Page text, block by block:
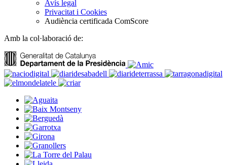
Avís legal
Privacitat i Cookies
Audiència certificada ComScore
Amb la col·laboració de: